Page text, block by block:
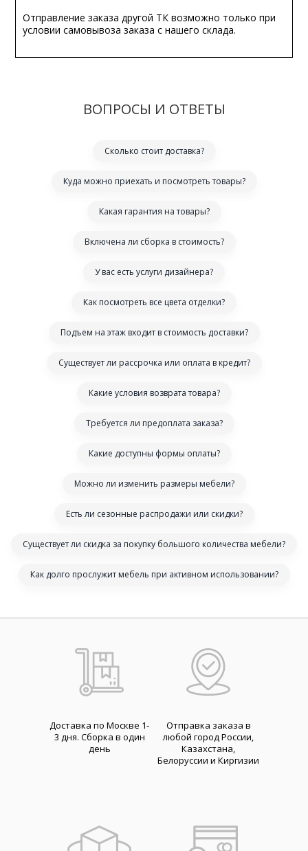
Отправление заказа другой ТК возможно только при
условии самовывоза заказа с нашего склада.
ВОПРОСЫ И ОТВЕТЫ
Сколько стоит доставка?
Куда можно приехать и посмотреть товары?
Какая гарантия на товары?
Включена ли сборка в стоимость?
У вас есть услуги дизайнера?
Как посмотреть все цвета отделки?
Подъем на этаж входит в стоимость доставки?
Существует ли рассрочка или оплата в кредит?
Какие условия возврата товара?
Требуется ли предоплата заказа?
Какие доступны формы оплаты?
Можно ли изменить размеры мебели?
Есть ли сезонные распродажи или скидки?
Существует ли скидка за покупку большого количества мебели?
Как долго прослужит мебель при активном использовании?
Доставка по Москве 1-
3 дня. Cборка в один
день
Отправка заказа в
любой город России,
Казахстана,
Белоруссии и Киргизии